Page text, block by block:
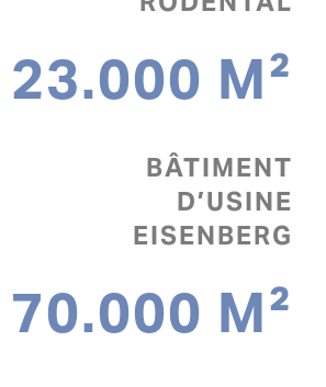
23.000 M²
BÂTIMENT
D’USINE
EISENBERG
70.000 M²